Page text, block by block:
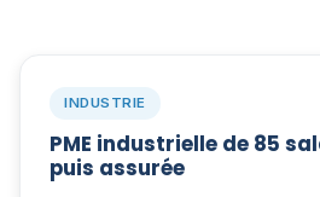
INDUSTRIE
PME industrielle de 85
puis assurée